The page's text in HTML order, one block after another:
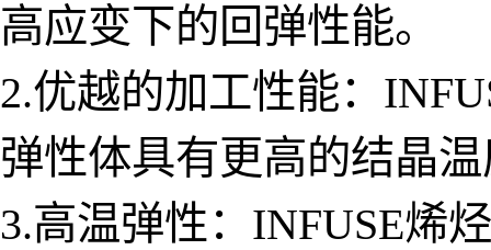
高应变下的回弹性能。
2.优越的加工性能：
弹性体具有更高的结晶
3.高温弹性：INFUSE烯